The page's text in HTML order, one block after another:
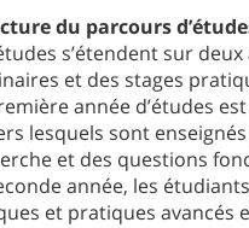
du parcours
s’étendent sur
et des stages
année d’études
lesquels sont
et des questions
année, les
et pratiques avancés